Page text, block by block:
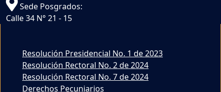
Sede Posgrados:
Calle 34 N° 21 - 15
Resolución Presidencial No. 1 de 2023
Resolución Rectoral No. 2 de 2024
Resolución Rectoral No. 7 de 2024
Derechos Pecuniarios